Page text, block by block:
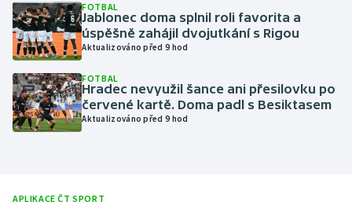
Motorsport
Olympijské hry
Parasport
Plavání
FOTBAL
Jablonec doma splnil roli favorita a
úspěšně zahájil dvojutkání s Rigou
Aktualizováno před 9 hod
FOTBAL
Hradec nevyužil šance ani přesilovku po
červené kartě. Doma padl s Besiktasem
Aktualizováno před 9 hod
APLIKACE ČT SPORT